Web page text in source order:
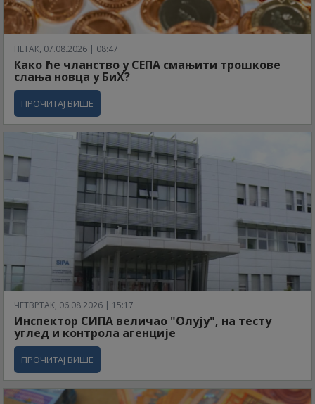
ПЕТАК, 07.08.2026 | 08:47
Како ће чланство у СЕПА смањити трошкове
слања новца у БиХ?
ПРОЧИТАЈ ВИШЕ
ЧЕТВРТАК, 06.08.2026 | 15:17
Инспектор СИПА величао "Олују", на тесту
углед и контрола агенције
ПРОЧИТАЈ ВИШЕ